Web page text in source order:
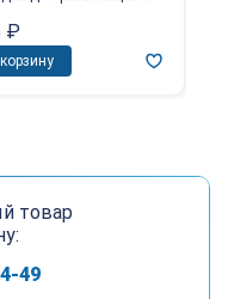
₽
товар
49